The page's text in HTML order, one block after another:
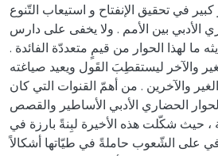
في تحقيق الإنفتاح و استيعاب التّنوع
الأدبي بين الأمم . ولا يخفى على دارس
ما لهذا الحوار من قيمٍ متعددّة الفائدة .
والآخر ليستقطِبَ القَول ويعيد صياغته
والآخرين . من أهمّ القنوات التي كان
الحضاري الأدبي الأساطير والقصص
، حيث شكّلت هذه الأخيرة لبِنةً بارزة في
على الشّعوب حاملةً في طيّاتها أشكالاً